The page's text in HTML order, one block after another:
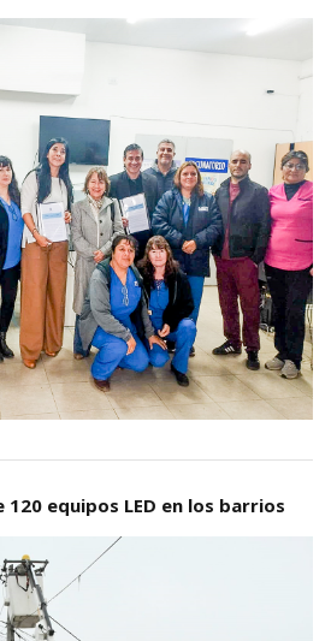
120 equipos LED en los barrios